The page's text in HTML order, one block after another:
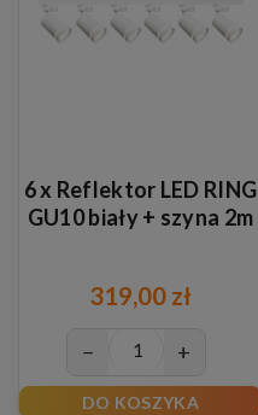
6 x Reflektor LED RING
GU10 biały + szyna 2m
319,00 zł
− +
DO KOSZYKA